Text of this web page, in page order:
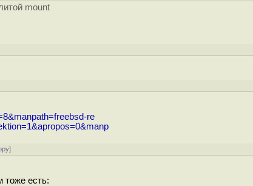
mount
re
]
тоже есть: